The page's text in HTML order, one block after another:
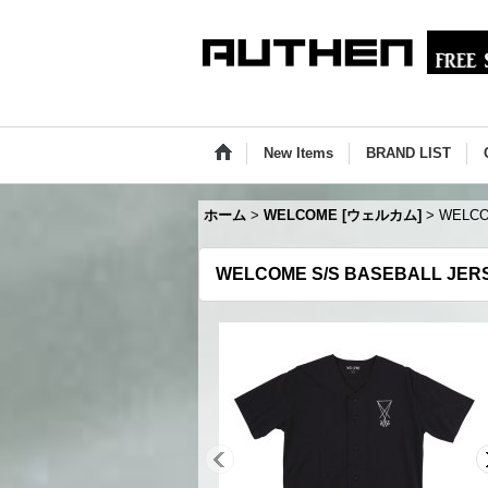
New Items BRAND LIST
ホーム > WELCOME [ウェルカム] >
WELCOME S/S BASEBALL